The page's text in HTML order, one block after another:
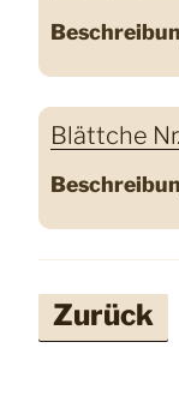
Blättche
Zurück